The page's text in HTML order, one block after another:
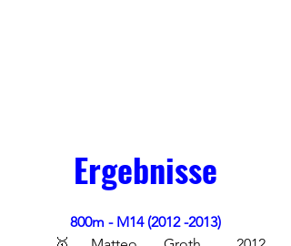
Ergebnisse
800m - M14 (2012 -2013)